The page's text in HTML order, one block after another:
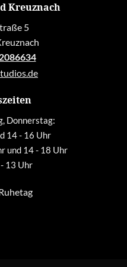
Kreuznach
5
Donnerstag:
14 - 16 Uhr
und 14 - 18 Uhr
13 Uhr